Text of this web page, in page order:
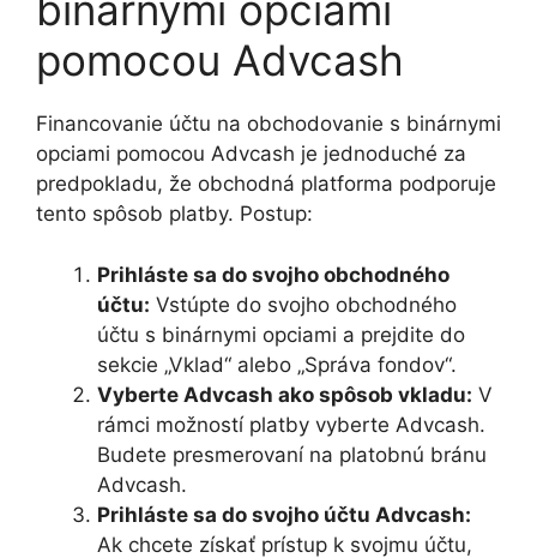
pomocou Advcash
Financovanie účtu na obchodovanie s binárnymi
opciami pomocou Advcash je jednoduché za
predpokladu, že obchodná platforma podporuje
tento spôsob platby. Postup:
Prihláste sa do svojho obchodného
účtu: Vstúpte do svojho obchodného
účtu s binárnymi opciami a prejdite do
sekcie „Vklad“ alebo „Správa fondov“.
Vyberte Advcash ako spôsob vkladu: V
rámci možností platby vyberte Advcash.
Budete presmerovaní na platobnú bránu
Advcash.
Prihláste sa do svojho účtu Advcash:
Ak chcete získať prístup k svojmu účtu,